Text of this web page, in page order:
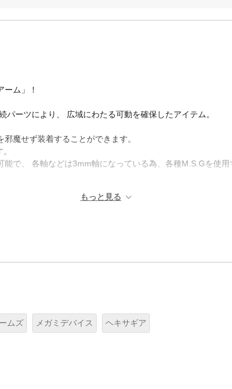
ム」！
ーツにより、 広域にわたる可動を確保したアイテム。
魔せず装着することができます。
で、 各軸などは3mm軸になっている為、各種M.S.Gを使用
ムズ メガミデバイス ヘキサギア